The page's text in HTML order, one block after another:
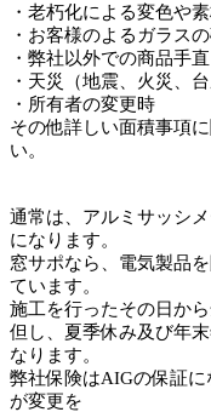
・老朽化による変色や
・お客様のよるガラス
・弊社以外での商品手
・天災（地震、火災、
・所有者の変更時
その他詳しい面積事項
い。
通常は、アルミサッシ
になります。
窓サポなら、電気製品
ています。
施工を行ったその日か
但し、夏季休み及び年
なります。
弊社保険はAIGの保証
が変更を